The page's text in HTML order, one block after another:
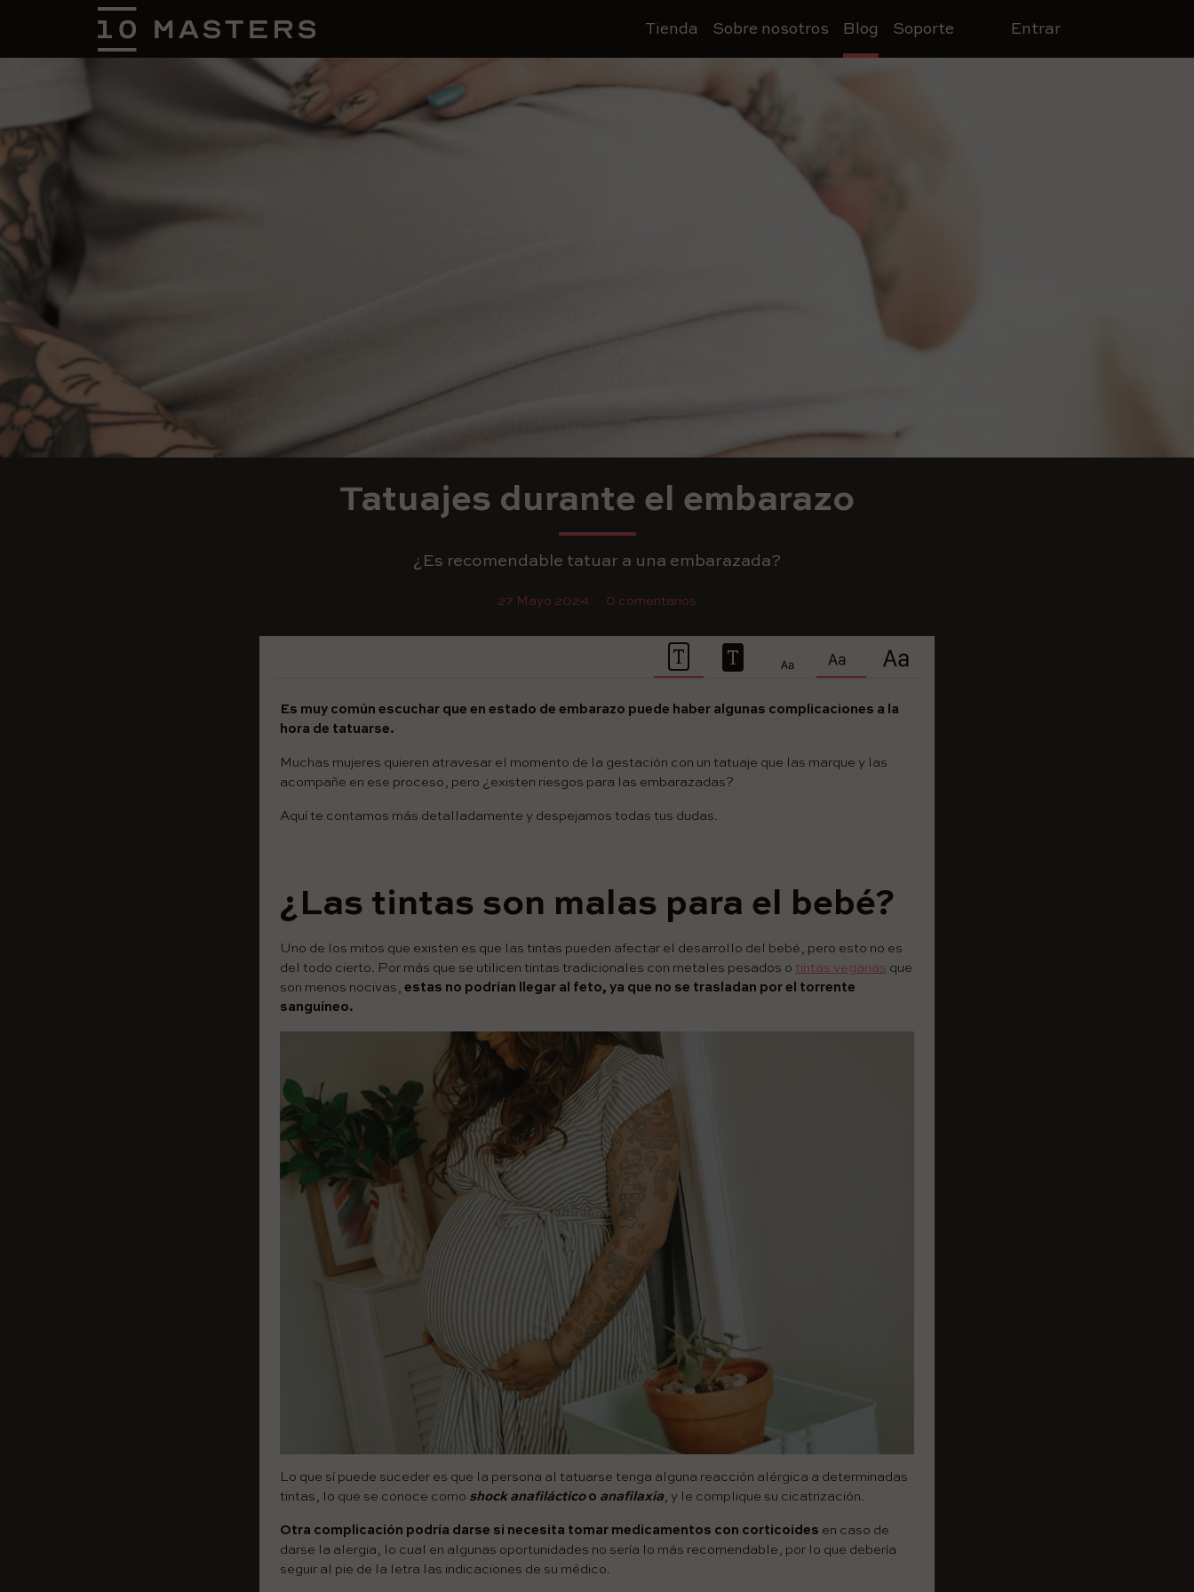
Tienda Sobre nosotros Blog Soporte Entrar
Tatuajes durante el embarazo
¿Es recomendable tatuar a una embarazada?
27 Mayo 2024 0 comentarios
Es muy común escuchar que en estado de embarazo puede haber algunas complicaciones a la
hora de tatuarse.
Muchas mujeres quieren atravesar el momento de la gestación con un tatuaje que las marque y las
acompañe en ese proceso, pero ¿existen riesgos para las embarazadas?
Aquí te contamos más detalladamente y despejamos todas tus dudas.
¿Las tintas son malas para el bebé?
Uno de los mitos que existen es que las tintas pueden afectar el desarrollo del bebé, pero esto no es
del todo cierto. Por más que se utilicen tintas tradicionales con metales pesados o tintas veganas que
son menos nocivas, estas no podrían llegar al feto, ya que no se trasladan por el torrente
sanguíneo.
Lo que sí puede suceder es que la persona al tatuarse tenga alguna reacción alérgica a determinadas
tintas, lo que se conoce como shock anafilácticoo anafilaxia , y le complique su cicatrización.
Otra complicación podría darse si necesita tomar medicamentos con corticoides en caso de
darse la alergia, lo cual en algunas oportunidades no sería lo más recomendable, por lo que debería
seguir al pie de la letra las indicaciones de su médico.